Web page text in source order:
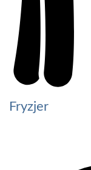
Fryzjer